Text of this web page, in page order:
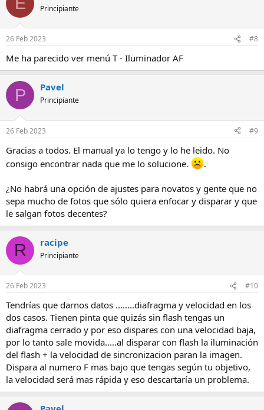
Principiante
26 Feb 2023 #8
Me ha parecido ver menú T - Iluminador AF
P Pavel
Principiante
26 Feb 2023 #9
Gracias a todos. El manual ya lo tengo y lo he leido. No
consigo encontrar nada que me lo solucione.
.
¿No habrá una opción de ajustes para novatos y gente que no
sepa mucho de fotos que sólo quiera enfocar y disparar y que
le salgan fotos decentes?
R racipe
Principiante
26 Feb 2023 #10
Tendrías que darnos datos ........diafragma y velocidad en los
dos casos. Tienen pinta que quizás sin flash tengas un
diafragma cerrado y por eso dispares con una velocidad baja,
por lo tanto sale movida.....al disparar con flash la iluminación
del flash + la velocidad de sincronizacion paran la imagen.
Dispara al numero F mas bajo que tengas según tu objetivo,
la velocidad será mas rápida y eso descartaría un problema.